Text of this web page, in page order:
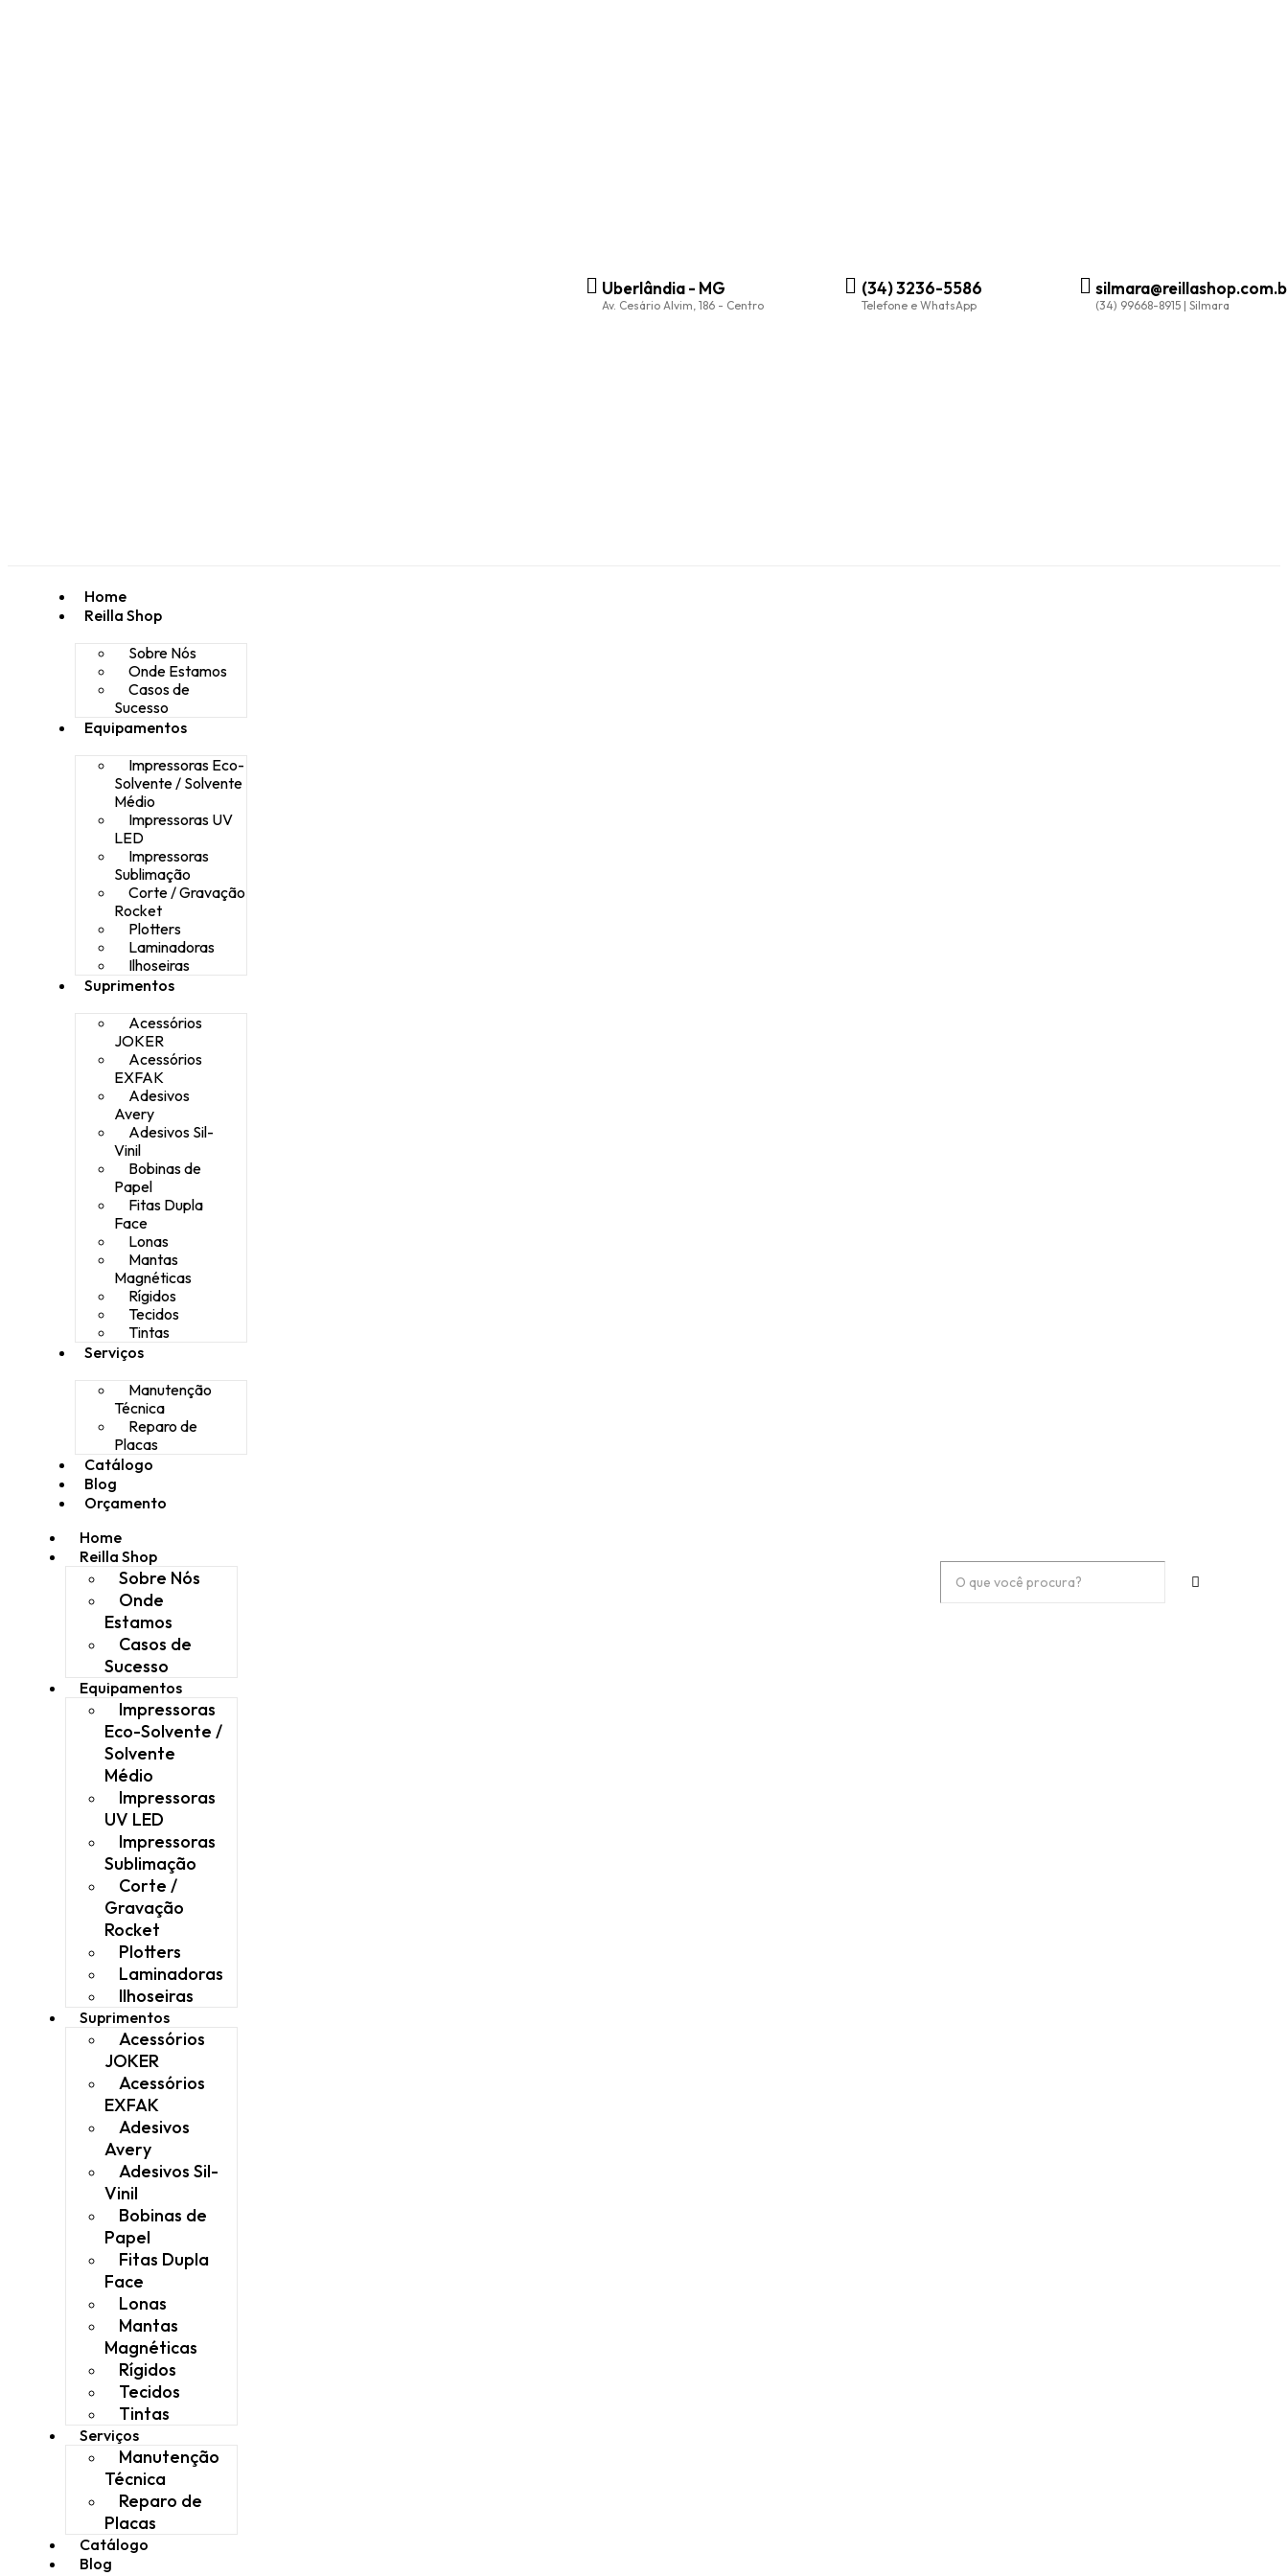
Uberlândia - MG
Av. Cesário Alvim, 186 - Centro
(34) 3236-5586
Telefone e WhatsApp (34) 99668-8915 | Silmara
Home
Reilla Shop
Sobre Nós
Onde Estamos
Casos de
Sucesso
Equipamentos
Impressoras Eco-
Solvente / Solvente
Médio
Impressoras UV
LED
Impressoras
Sublimação
Corte / Gravação
Rocket
Plotters
Laminadoras
Ilhoseiras
Suprimentos
Acessórios
JOKER
Acessórios
EXFAK
Adesivos
Avery
Adesivos Sil-
Vinil
Bobinas de
Papel
Fitas Dupla
Face
Lonas
Mantas
Magnéticas
Rígidos
Tecidos
Tintas
Serviços
Manutenção
Técnica
Reparo de
Placas
Catálogo
Blog
Orçamento
Home
Reilla Shop
Sobre Nós
Onde
Estamos
Casos de
Sucesso
Equipamentos
Impressoras
Eco-Solvente /
Solvente
Médio
Impressoras
UV LED
Impressoras
Sublimação
Corte /
Gravação
Rocket
Plotters
Laminadoras
Ilhoseiras
Suprimentos
Acessórios
JOKER
Acessórios
EXFAK
Adesivos
Avery
Adesivos Sil-
Vinil
Bobinas de
Papel
Fitas Dupla
Face
Lonas
Mantas
Magnéticas
Rígidos
Tecidos
Tintas
Serviços
Manutenção
Técnica
Reparo de
Placas
Catálogo
Blog